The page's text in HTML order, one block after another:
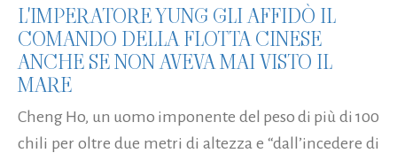
L'IMPERATORE YUNG GLI AFFIDÒ IL
COMANDO DELLA FLOTTA CINESE
ANCHE SE NON AVEVA MAI VISTO IL
MARE
Cheng Ho, un uomo imponente del peso di più di 100
chili per oltre due metri di altezza e “dall’incedere di